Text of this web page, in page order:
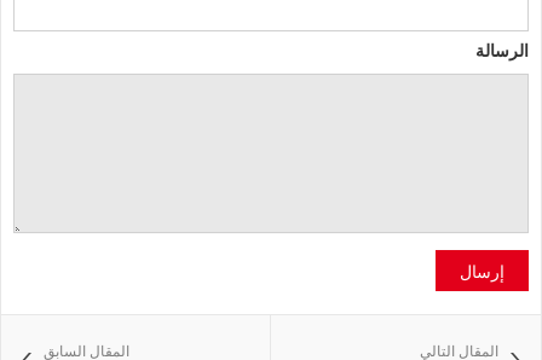
الرسالة
إرسال
المقال السابق المقال التالي